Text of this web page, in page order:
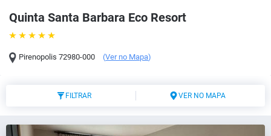
Quinta Santa Barbara Eco Resort
Pirenopolis 72980-000 (Ver no Mapa)
FILTRAR VER NO MAPA